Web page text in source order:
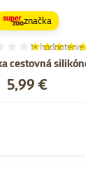
cestovná
Hodnotenie
1×hodnotenie
Cena
5,99 €
značka